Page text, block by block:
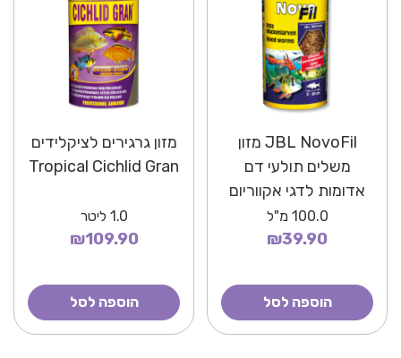
JBL NovoFil מזון
משלים תולעי דם
אדומות לדגי אקווריום
100.0 מ"ל
₪39.90
הוספה לסל
מזון גרגירים לציקלידים
Tropical Cichlid Gran
1.0 ליטר
₪109.90
הוספה לסל